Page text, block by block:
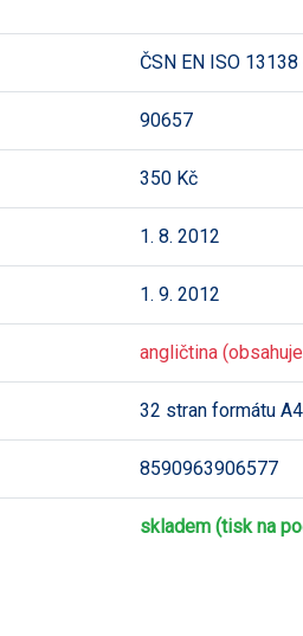
ČSN EN ISO
90657
350 Kč
1. 8. 2012
1. 9. 2012
angličtina
32 stran formátu A4
8590963906577
skladem (tisk na